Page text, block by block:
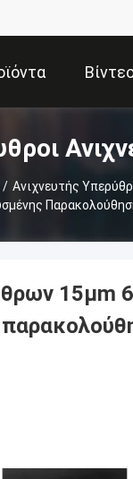
/ Ανιχνευτής
15μm